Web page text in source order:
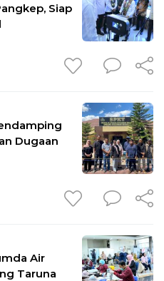
Siap
Dugaan
Air
Taruna